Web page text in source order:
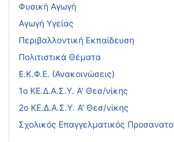
Φυσική Αγωγή
Αγωγή Υγείας
Περιβαλλοντική Εκπαίδευση
Πολιτιστικά Θέματα
Ε.Κ.Φ.Ε. (Ανακοινώσεις)
1ο ΚΕ.Δ.Α.Σ.Υ. Α' Θεσ/νίκης
2ο ΚΕ.Δ.Α.Σ.Υ. Α' Θεσ/νίκης
Σχολικός Επαγγελματικός